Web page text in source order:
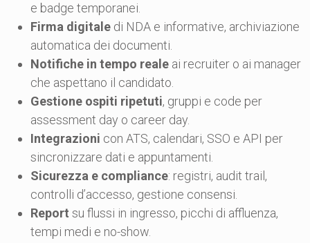
e badge temporanei.
Firma digitale di NDA e informative, archiviazione
automatica dei documenti.
Notifiche in tempo reale ai recruiter o ai manager
che aspettano il candidato.
Gestione ospiti ripetuti, gruppi e code per
assessment day o career day.
Integrazioni con ATS, calendari, SSO e API per
sincronizzare dati e appuntamenti.
Sicurezza e compliance: registri, audit trail,
controlli d’accesso, gestione consensi.
Report su flussi in ingresso, picchi di affluenza,
tempi medi e no-show.